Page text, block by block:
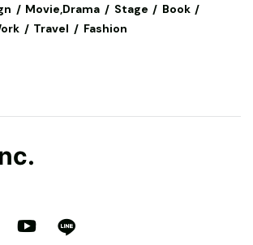
Movie,Drama Stage
Book
Travel Fashion